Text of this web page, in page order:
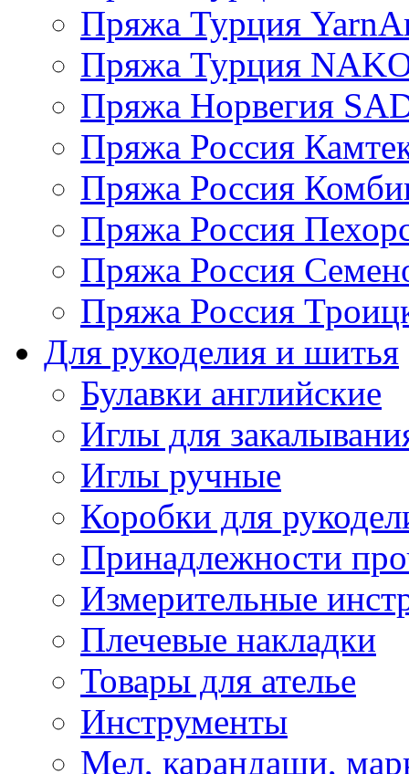
Пряжа Турция
Пряжа Турция
Пряжа Норвегия
Пряжа Россия
Пряжа Россия
Пряжа Россия
Пряжа Россия
Пряжа Россия
Для рукоделия и шитья
Булавки английские
Иглы для
Иглы ручные
Коробки для
Принадлежности
Измерительные
Плечевые накладки
Товары для ателье
Инструменты
Мел, карандаши,